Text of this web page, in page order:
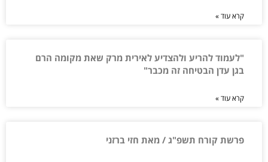
קרא עוד »
"לעמוד להריע ולהצדיע לאירית מרק שאת מקומה הרם
בגן עדן הבטיחה זה מכבר"
קרא עוד »
פרשת קורח תשפ"ג / מאת חזי ברזני